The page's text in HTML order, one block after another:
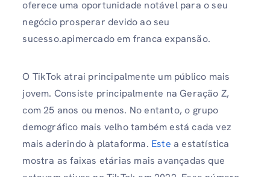
oferece uma oportunidade notável para o seu
negócio prosperar devido ao seu
sucesso.apimercado em franca expansão.
O TikTok atrai principalmente um público mais
jovem. Consiste principalmente na Geração Z,
com 25 anos ou menos. No entanto, o grupo
demográfico mais velho também está cada vez
mais aderindo à plataforma. Este a estatística
mostra as faixas etárias mais avançadas que